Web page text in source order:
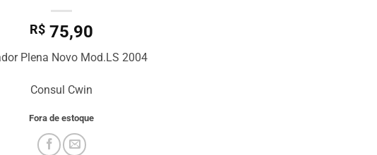
R$ 75,90
Plena Novo Mod.LS 2004
Consul Cwin
Fora de estoque